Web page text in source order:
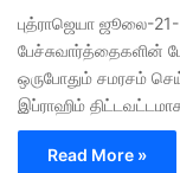
புத்ராஜெயா ஜூலை-21-
பேச்சுவார்த்தைகளின்
ஒருபோதும் சமரசம்
இப்ராஹிம்
Read More »